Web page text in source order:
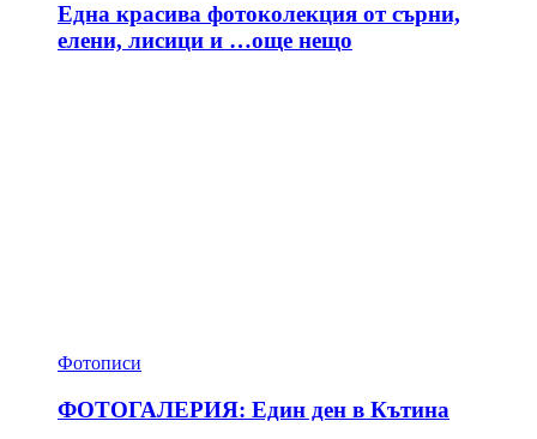
Една красива фотоколекция от сърни,
елени, лисици и …още нещо
Фотописи
ФОТОГАЛЕРИЯ: Един ден в Кътина